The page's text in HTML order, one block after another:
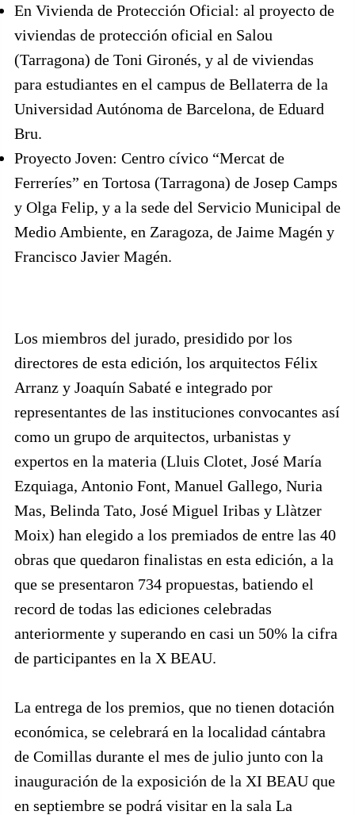
En Vivienda de Protección Oficial: al proyecto de
viviendas de protección oficial en Salou
(Tarragona) de Toni Gironés, y al de viviendas
para estudiantes en el campus de Bellaterra de la
Universidad Autónoma de Barcelona, de Eduard
Bru.
Proyecto Joven: Centro cívico “Mercat de
Ferreríes” en Tortosa (Tarragona) de Josep Camps
y Olga Felip, y a la sede del Servicio Municipal de
Medio Ambiente, en Zaragoza, de Jaime Magén y
Francisco Javier Magén.
Los miembros del jurado, presidido por los
directores de esta edición, los arquitectos Félix
Arranz y Joaquín Sabaté e integrado por
representantes de las instituciones convocantes así
como un grupo de arquitectos, urbanistas y
expertos en la materia (Lluis Clotet, José María
Ezquiaga, Antonio Font, Manuel Gallego, Nuria
Mas, Belinda Tato, José Miguel Iribas y Llàtzer
Moix) han elegido a los premiados de entre las 40
obras que quedaron finalistas en esta edición, a la
que se presentaron 734 propuestas, batiendo el
record de todas las ediciones celebradas
anteriormente y superando en casi un 50% la cifra
de participantes en la X BEAU.
La entrega de los premios, que no tienen dotación
económica, se celebrará en la localidad cántabra
de Comillas durante el mes de julio junto con la
inauguración de la exposición de la XI BEAU que
en septiembre se podrá visitar en la sala La